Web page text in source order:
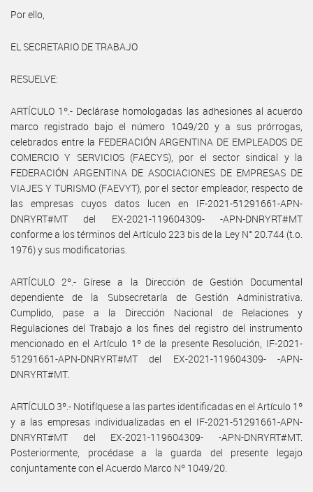
Por ello,
EL SECRETARIO DE TRABAJO
RESUELVE:
ARTÍCULO 1º.- Declárase homologadas las adhesiones al acuerdo
marco registrado bajo el número 1049/20 y a sus prórrogas,
celebrados entre la FEDERACIÓN ARGENTINA DE EMPLEADOS DE
COMERCIO Y SERVICIOS (FAECYS), por el sector sindical y la
FEDERACIÓN ARGENTINA DE ASOCIACIONES DE EMPRESAS DE
VIAJES Y TURISMO (FAEVYT), por el sector empleador, respecto de
las empresas cuyos datos lucen en IF-2021-51291661-APN-
DNRYRT#MT del EX-2021-119604309- -APN-DNRYRT#MT
conforme a los términos del Artículo 223 bis de la Ley N° 20.744 (t.o.
1976) y sus modificatorias.
ARTÍCULO 2º.- Gírese a la Dirección de Gestión Documental
dependiente de la Subsecretaría de Gestión Administrativa.
Cumplido, pase a la Dirección Nacional de Relaciones y
Regulaciones del Trabajo a los fines del registro del instrumento
mencionado en el Artículo 1º de la presente Resolución, IF-2021-
51291661-APN-DNRYRT#MT del EX-2021-119604309- -APN-
DNRYRT#MT.
ARTÍCULO 3º.- Notifíquese a las partes identificadas en el Artículo 1º
y a las empresas individualizadas en el IF-2021-51291661-APN-
DNRYRT#MT del EX-2021-119604309- -APN-DNRYRT#MT.
Posteriormente, procédase a la guarda del presente legajo
conjuntamente con el Acuerdo Marco Nº 1049/20.